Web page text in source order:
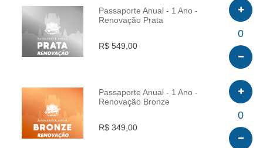
INFO
Passaporte Anual - 1 Ano -
Renovação Prata
R$ 549,00
0
INFO
Passaporte Anual - 1 Ano -
Renovação Bronze
R$ 349,00
0